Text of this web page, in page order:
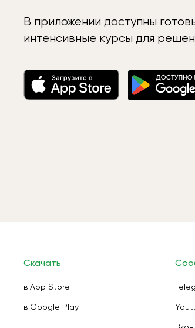
В приложении доступны
интенсивные курсы для
Скачать
в App Store
в Google Play